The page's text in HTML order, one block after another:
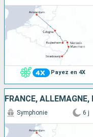
Payez en 4X
FRANCE,
Symphonie 6 j